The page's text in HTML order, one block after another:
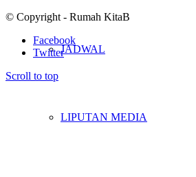
JADWAL
LIPUTAN MEDIA
© Copyright - Rumah KitaB
Facebook
Twitter
Scroll to top